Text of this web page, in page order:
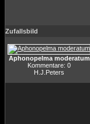
Zufallsbild
Aphonopelma moderatum
Kommentare: 0
H.J.Peters